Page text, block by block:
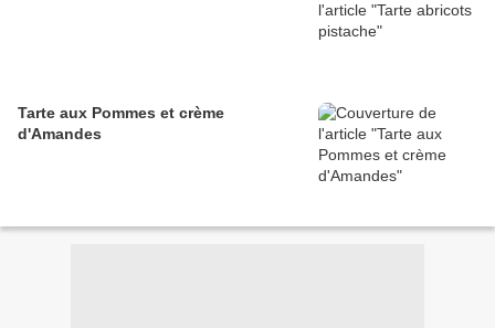
Tarte aux Pommes et crème
d'Amandes